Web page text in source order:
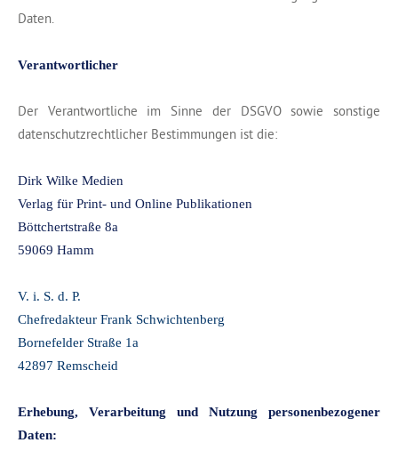
Daten.
Verantwortlicher
Der Verantwortliche im Sinne der DSGVO sowie sonstige
datenschutzrechtlicher Bestimmungen ist die:
Dirk Wilke Medien
Verlag für Print- und Online Publikationen
Böttchertstraße 8a
59069 Hamm
V. i. S. d. P.
Chefredakteur Frank Schwichtenberg
Bornefelder Straße 1a
42897 Remscheid
Erhebung, Verarbeitung und Nutzung personenbezogener
Daten: